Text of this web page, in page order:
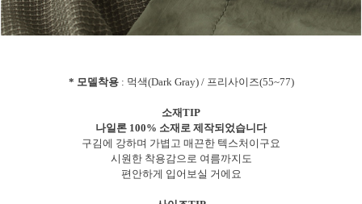
* 모델착용: 먹색(Dark Gray) / 프리사이즈(55~77)
소재TIP
나일론 100% 소재로 제작되었습니다
구김에 강하며 가볍고 매끈한 텍스처이구요
시원한 착용감으로 여름까지도
편안하게 입어보실 거에요